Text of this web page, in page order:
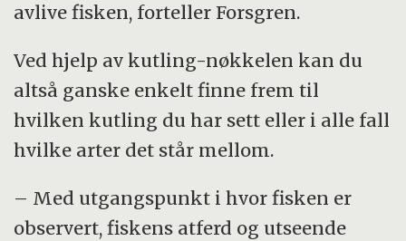
avlive fisken, forteller Forsgren.
Ved hjelp av kutling-nøkkelen kan du
altså ganske enkelt finne frem til
hvilken kutling du har sett eller i alle fall
hvilke arter det står mellom.
– Med utgangspunkt i hvor fisken er
observert, fiskens atferd og utseende